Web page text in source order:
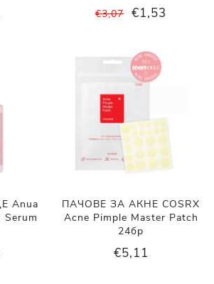
€3,07 €1,53
Anua
Serum
ПАЧОВЕ ЗА АКНЕ COSRX
Acne Pimple Master Patch
24бр
€5,11